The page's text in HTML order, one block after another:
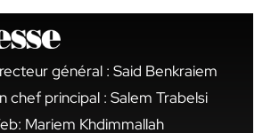
général : Said Benkraiem
chef principal : Salem Trabelsi
Mariem Khdimmallah